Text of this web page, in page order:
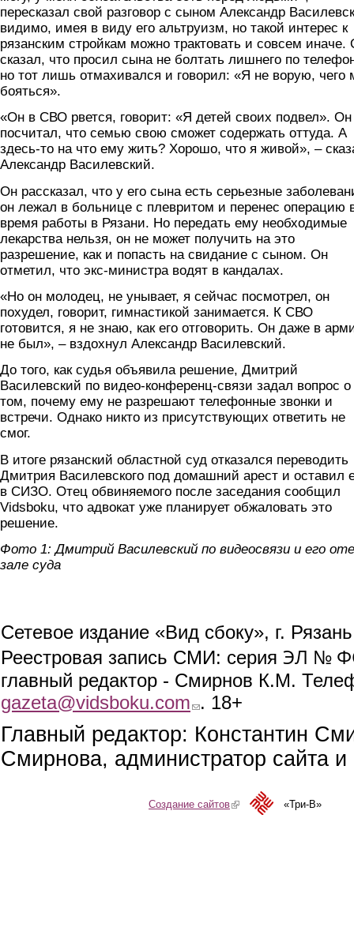
пересказал свой разговор с сыном Александр
видимо, имея в виду его альтруизм, но такой интерес к
рязанским стройкам можно трактовать и совсем иначе.
сказал, что просил сына не болтать лишнего по
но тот лишь отмахивался и говорил: «Я не ворую, чего
бояться».
«Он в СВО рвется, говорит: «Я детей своих подвел». Он
посчитал, что семью свою сможет содержать оттуда. А
здесь-то на что ему жить? Хорошо, что я живой», –
Александр Василевский.
Он рассказал, что у его сына есть серьезные
он лежал в больнице с плевритом и перенес операцию
время работы в Рязани. Но передать ему необходимые
лекарства нельзя, он не может получить на это
разрешение, как и попасть на свидание с сыном. Он
отметил, что экс-министра водят в кандалах.
«Но он молодец, не унывает, я сейчас посмотрел, он
похудел, говорит, гимнастикой занимается. К СВО
готовится, я не знаю, как его отговорить. Он даже в
не был», – вздохнул Александр Василевский.
До того, как судья объявила решение, Дмитрий
Василевский по видео-конференц-связи задал вопрос о
том, почему ему не разрешают телефонные звонки и
встречи. Однако никто из присутствующих ответить не
смог.
В итоге рязанский областной суд отказался переводить
Дмитрия Василевского под домашний арест и оставил
в СИЗО. Отец обвиняемого после заседания сообщил
Vidsboku, что адвокат уже планирует обжаловать это
решение.
Фото 1: Дмитрий Василевский по видеосвязи и его
зале суда
Сетевое издание «Вид сбоку», г.
Реестровая запись СМИ: серия ЭЛ №
главный редактор - Смирнов К.М.
gazeta@vidsboku.com (link sends e-mail)
. 18+
Главный редактор: Константин
Смирнова, администратор сайта
Создание сайтов(link is external)«Три-В»